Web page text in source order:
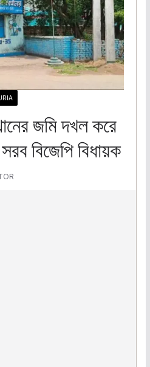
জমি দখল করে
বিজেপি বিধায়ক